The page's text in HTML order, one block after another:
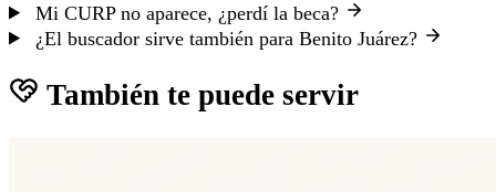
Mi CURP no aparece, ¿perdí la beca?
¿El buscador sirve también para Benito Juárez?
También te puede servir